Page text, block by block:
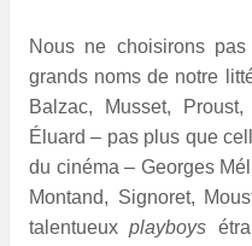
Nous ne choisirons
grands noms de notre
Balzac,
Musset, Proust,
Éluard – pas plus que
du cinéma – Georges
Montand, Signoret,
talentueuxplayboys